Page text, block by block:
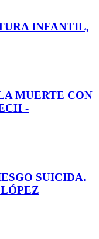
INFANTIL,
MUERTE CON
-
SUICIDA.